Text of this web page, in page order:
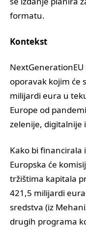
formatu.
Kontekst
oporavak kojim će
milijardi eura u
Europe od
zelenije, digitalnije
Kako bi
Europska će
tržištima kapitala
421,5 milijardi
sredstva (iz
drugih programa